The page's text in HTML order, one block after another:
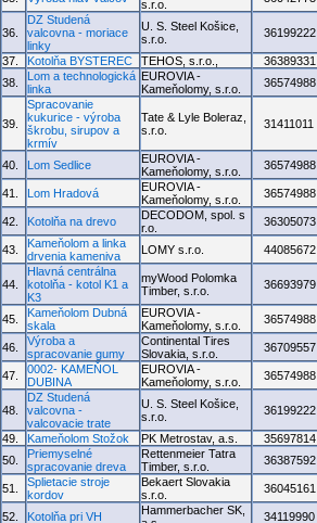
s.r.o.
36.
DZ Studená
valcovna - moriace
linky
U. S. Steel Košice,
s.r.o.
36199222
37. Kotolňa BYSTEREC TEHOS, s.r.o., 36389331
38.
Lom a technologická
linka
EUROVIA -
Kameňolomy, s.r.o.
36574988
39.
Spracovanie
kukurice - výroba
škrobu, sirupov a
krmív
Tate & Lyle Boleraz,
s.r.o.
31411011
40. Lom Sedlice
EUROVIA -
Kameňolomy, s.r.o.
36574988
41. Lom Hradová
EUROVIA -
Kameňolomy, s.r.o.
36574988
42. Kotolňa na drevo
DECODOM, spol. s
r.o.
36305073
43.
Kameňolom a linka
drvenia kameniva
LOMY s.r.o. 44085672
44.
Hlavná centrálna
kotolňa - kotol K1 a
K3
myWood Polomka
Timber, s.r.o.
36693979
45.
Kameňolom Dubná
skala
EUROVIA -
Kameňolomy, s.r.o.
36574988
46.
Výroba a
spracovanie gumy
Continental Tires
Slovakia, s.r.o.
36709557
47.
0002- KAMEŇOL
DUBINA
EUROVIA -
Kameňolomy, s.r.o.
36574988
48.
DZ Studená
valcovna -
valcovacie trate
U. S. Steel Košice,
s.r.o.
36199222
49. Kameňolom Stožok PK Metrostav, a.s. 35697814
50.
Priemyselné
spracovanie dreva
Rettenmeier Tatra
Timber, s.r.o.
36387592
51.
Splietacie stroje
kordov
Bekaert Slovakia
s.r.o.
36045161
52. Kotolňa pri VH
Hammerbacher SK,
34119990